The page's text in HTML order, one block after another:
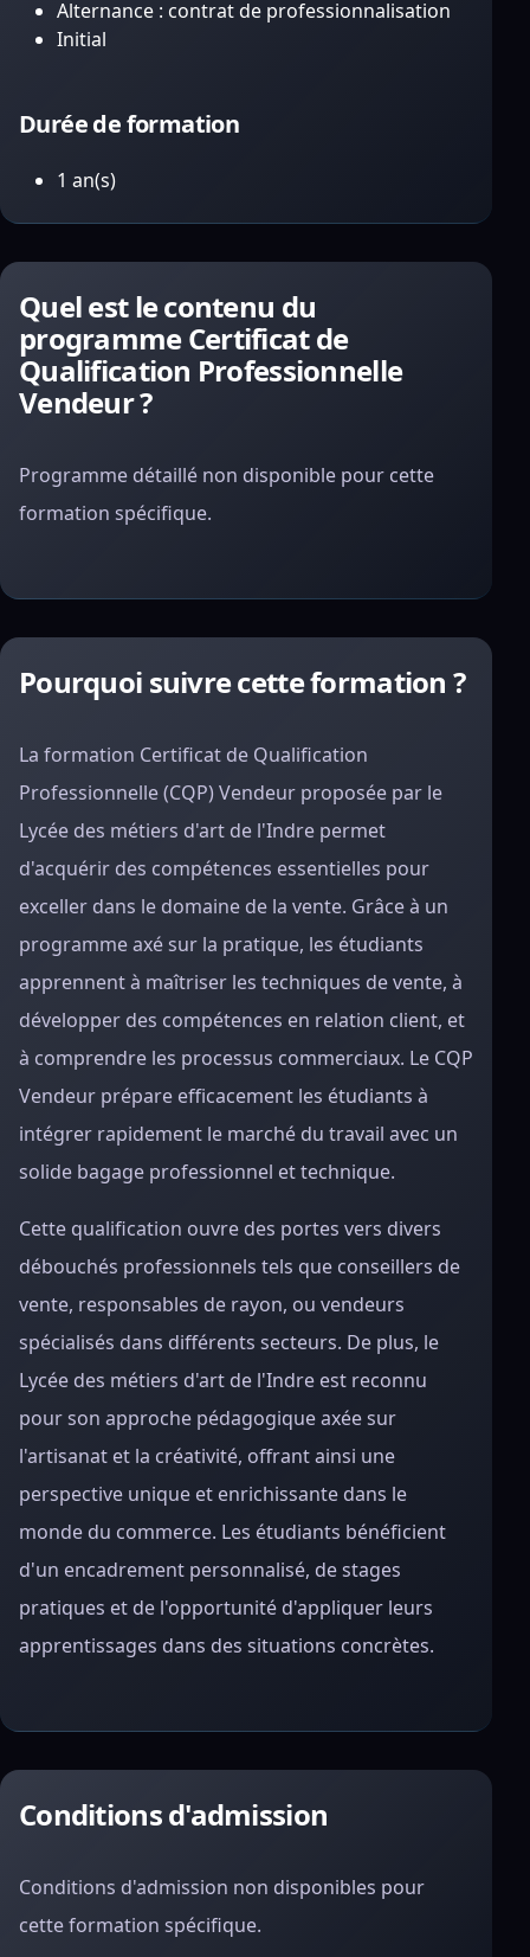
Alternance : contrat de professionnalisation
Initial
Durée de formation
1 an(s)
Quel est le contenu du
programme Certificat de
Qualification Professionnelle
Vendeur ?
Programme détaillé non disponible pour cette
formation spécifique.
Pourquoi suivre cette formation ?
La formation Certificat de Qualification
Professionnelle (CQP) Vendeur proposée par le
Lycée des métiers d'art de l'Indre permet
d'acquérir des compétences essentielles pour
exceller dans le domaine de la vente. Grâce à un
programme axé sur la pratique, les étudiants
apprennent à maîtriser les techniques de vente, à
développer des compétences en relation client, et
à comprendre les processus commerciaux. Le CQP
Vendeur prépare efficacement les étudiants à
intégrer rapidement le marché du travail avec un
solide bagage professionnel et technique.
Cette qualification ouvre des portes vers divers
débouchés professionnels tels que conseillers de
vente, responsables de rayon, ou vendeurs
spécialisés dans différents secteurs. De plus, le
Lycée des métiers d'art de l'Indre est reconnu
pour son approche pédagogique axée sur
l'artisanat et la créativité, offrant ainsi une
perspective unique et enrichissante dans le
monde du commerce. Les étudiants bénéficient
d'un encadrement personnalisé, de stages
pratiques et de l'opportunité d'appliquer leurs
apprentissages dans des situations concrètes.
Conditions d'admission
Conditions d'admission non disponibles pour
cette formation spécifique.